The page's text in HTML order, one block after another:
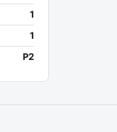
1
1
P2